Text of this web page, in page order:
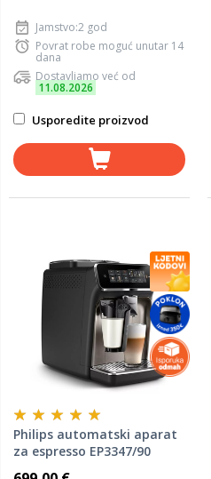
Jamstvo:2 god
Povrat robe moguć unutar 14
dana
Dostavljamo već od
11.08.2026
Usporedite proizvod
Philips automatski aparat
za espresso EP3347/90